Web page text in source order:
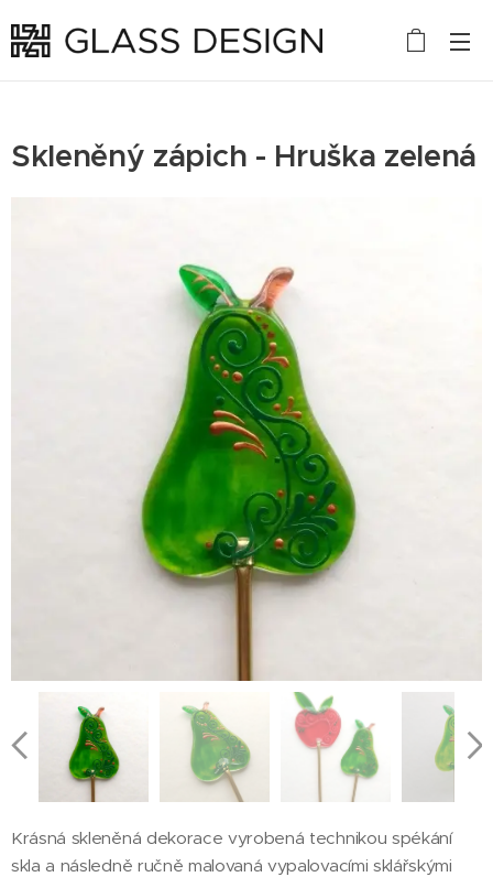
Skleněný zápich - Hruška zelená
Krásná skleněná dekorace vyrobená technikou spékání
skla a následně ručně malovaná vypalovacími sklářskými